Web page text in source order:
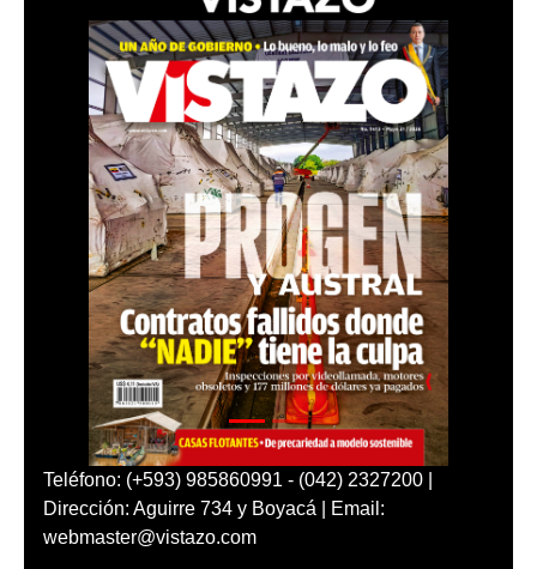
Teléfono: (+593) 985860991 - (042) 2327200 |
Dirección: Aguirre 734 y Boyacá | Email:
webmaster@vistazo.com